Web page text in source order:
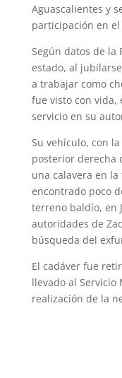
Aguascalientes y
participación en
Según datos de la
estado, al
a trabajar como
fue visto con vida,
servicio en su
Su vehículo, con
posterior derecha
una calavera en
encontrado poco
terreno baldío, en
autoridades de
búsqueda del
El cadáver fue
llevado al Servicio
realización de la